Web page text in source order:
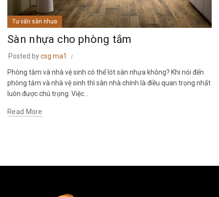
Tư vấn sàn nhựa
Sàn nhựa cho phòng tắm
Posted bycsg ma1
Phòng tắm và nhà vệ sinh có thể lót sàn nhựa không? Khi nói đến
phòng tắm và nhà vệ sinh thì sàn nhà chính là điều quan trọng nhất
luôn được chú trọng. Việc...
Read More